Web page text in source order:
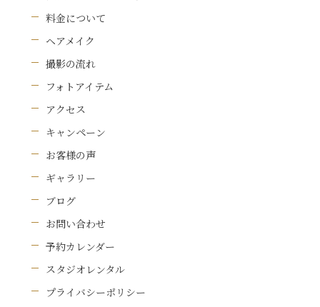
料金について
ヘアメイク
撮影の流れ
フォトアイテム
アクセス
キャンペーン
お客様の声
ギャラリー
ブログ
お問い合わせ
予約カレンダー
スタジオレンタル
プライバシーポリシー